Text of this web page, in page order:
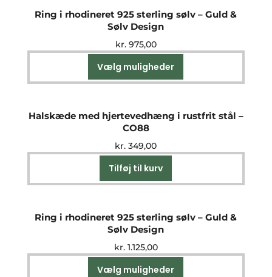
Ring i rhodineret 925 sterling sølv – Guld &
Sølv Design
kr.975,00
Vælg muligheder
vare
varianter.
kan
Halskæde med hjertevedhæng i rustfrit stål –
CO88
kr. 349,00
Tilføj til kurv
Ring i rhodineret 925 sterling sølv – Guld &
Sølv Design
kr.1.125,00
Vælg muligheder